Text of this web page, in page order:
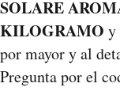
SOLARE
KILOGRAMO y
por mayor y al
Pregunta por el